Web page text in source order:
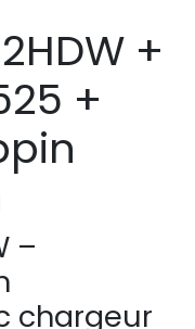
+
+
–
chargeur